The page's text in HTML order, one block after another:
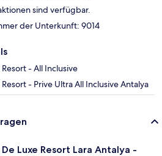
sind verfügbar.
der Unterkunft: 9014
- All Inclusive
- Prive Ultra All Inclusive Antalya
Luxe Resort Lara Antalya -